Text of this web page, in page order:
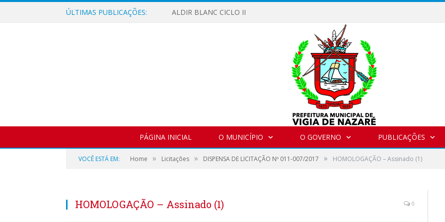
ÚLTIMAS PUBLICAÇÕES: ALDIR BLANC CICLO II
PÁGINA INICIAL O MUNICÍPIO O GOVERNO PUBLICAÇÕES
VOCÊ ESTÁ EM: Home » Licitações » DISPENSA DE LICITAÇÃO Nº 011-007/2017 » HOMOLOGAÇÃO – Assinado (1)
HOMOLOGAÇÃO – Assinado (1) 0